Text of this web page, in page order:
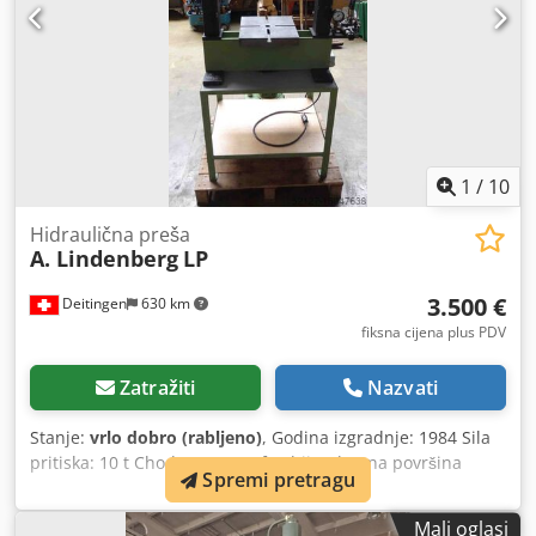
europskih proizvođača.
1 / 10
Deitingen 630 km
Hidraulična preša
A. Lindenberg LP
3.500 €
fiksna cijena plus PDV
Zatražiti Nazvati
Stanje: vrlo dobro (rabljeno), Godina izgradnje: 1984 Sila
pritiska: 10 t Chodperyn S Asfx Abija Ukupna površina
prešanja: 300 x 300 mm Hod: 540 mm Dimenzije Š x D x V:
cca 900 x 500 x 2150 mm
Mali oglasi
Spremi pretragu